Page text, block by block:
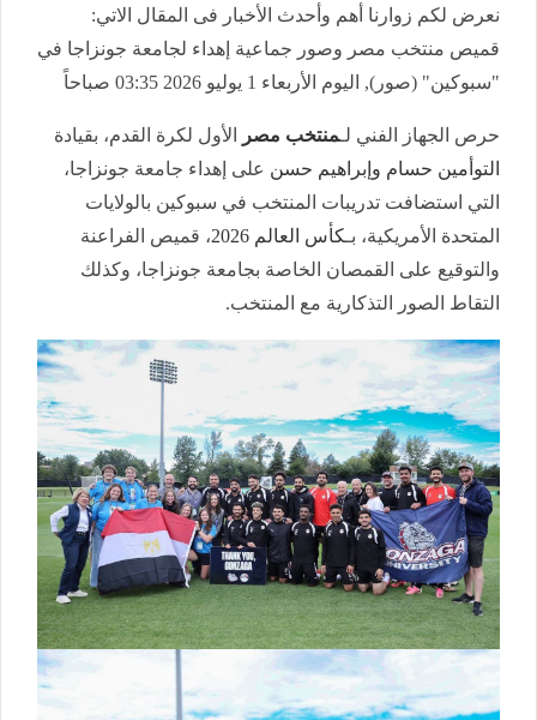
نعرض لكم زوارنا أهم وأحدث الأخبار فى المقال الاتي:
قميص منتخب مصر وصور جماعية إهداء لجامعة جونزاجا في
"سبوكين" (صور), اليوم الأربعاء 1 يوليو 2026 03:35 صباحاً
حرص الجهاز الفني لـمنتخب مصر
الأول لكرة القدم، بقيادة
التوأمين حسام وإبراهيم حسن على إهداء جامعة جونزاجا،
التي استضافت تدريبات المنتخب في سبوكين بالولايات
المتحدة الأمريكية، بـكأس العالم 2026
، قميص الفراعنة
والتوقيع على القمصان الخاصة بجامعة جونزاجا، وكذلك
التقاط الصور التذكارية مع المنتخب.